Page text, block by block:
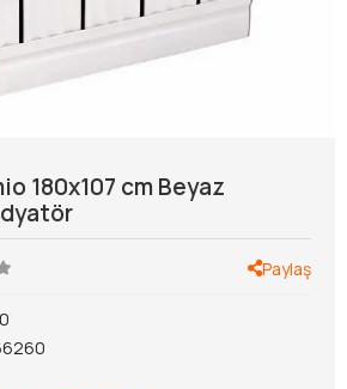
180x107 cm Beyaz
Paylaş